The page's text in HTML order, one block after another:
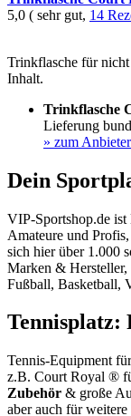
5,0 ( sehr gut, 14
Trinkflasche für
Inhalt.
Trinkflasche
Lieferung
» zum
Dein
VIP-Sportshop.de ist
Amateure und
sich hier über 1.000
Marken & Hersteller,
Fußball, Basketball,
Tennisplatz:
Tennis-Equipment
z.B. Court Royal ®
Zubehör & große
aber auch für